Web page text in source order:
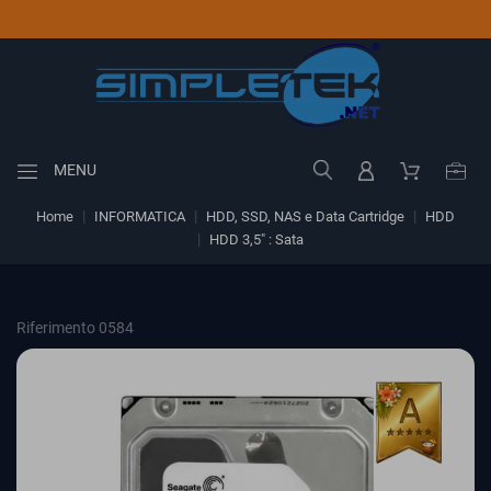
MENU
Home INFORMATICA HDD, SSD, NAS e Data Cartridge
HDD
HDD 3,5" : Sata
Riferimento 0584